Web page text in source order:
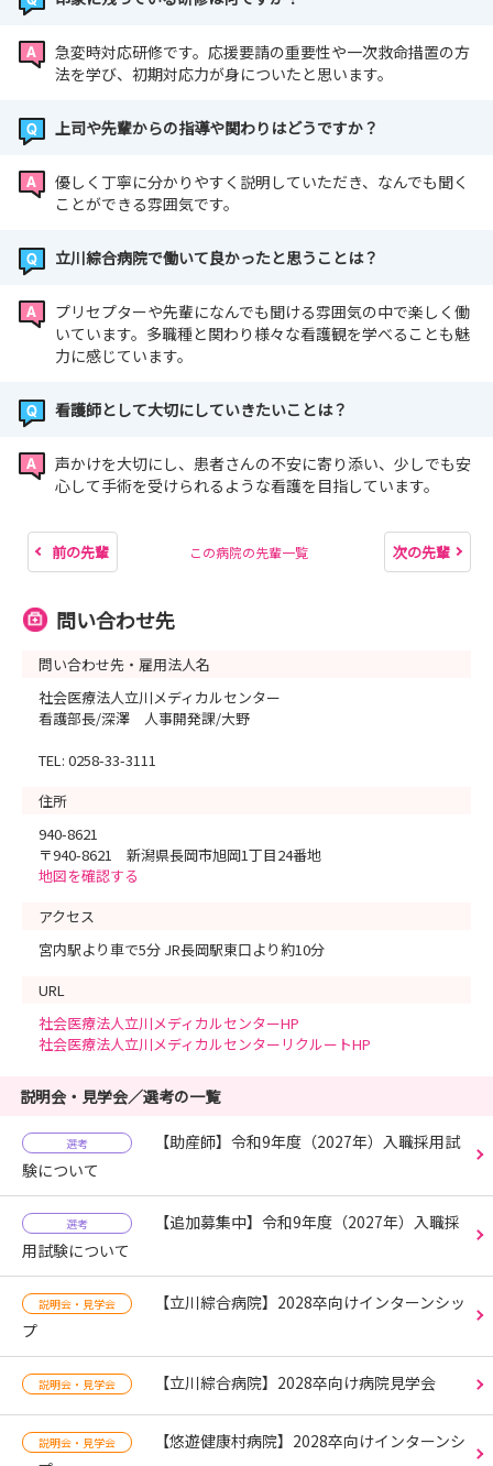
急変時対応研修です。応援要請の重要性や一次救命措置の方
法を学び、初期対応力が身についたと思います。
上司や先輩からの指導や関わりはどうですか？
優しく丁寧に分かりやすく説明していただき、なんでも聞く
ことができる雰囲気です。
立川綜合病院で働いて良かったと思うことは？
プリセプターや先輩になんでも聞ける雰囲気の中で楽しく働
いています。多職種と関わり様々な看護観を学べることも魅
力に感じています。
看護師として大切にしていきたいことは？
声かけを大切にし、患者さんの不安に寄り添い、少しでも安
心して手術を受けられるような看護を目指しています。
前の先輩 この病院の先輩一覧 次の先輩
問い合わせ先
問い合わせ先・雇用法人名
社会医療法人立川メディカルセンター
看護部長/深澤 人事開発課/大野
TEL: 0258-33-3111
住所
940-8621
〒940-8621 新潟県長岡市旭岡1丁目24番地
地図を確認する
アクセス
宮内駅より車で5分 JR長岡駅東口より約10分
URL
社会医療法人立川メディカルセンターHP
社会医療法人立川メディカルセンターリクルートHP
説明会・見学会／選考の一覧
選考
【助産師】令和9年度（2027年）入職採用試
験について
選考
【追加募集中】令和9年度（2027年）入職採
用試験について
説明会・見学会
【立川綜合病院】2028卒向けインターンシッ
プ
説明会・見学会 【立川綜合病院】2028卒向け病院見学会
説明会・見学会
【悠遊健康村病院】2028卒向けインターンシ